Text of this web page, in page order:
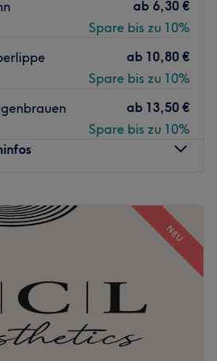
die deine natürliche Schönheit
deinen Termin und genieße
und Wimpern!
gefällt
stilvoll, zum wohlfühlen
individuelle Behandlungen
Hochwertige Pigmente und
zur Salonansicht
ab 6,30 €
Spare bis zu 10%
ab 10,80 €
Spare bis zu 10%
ab 13,50 €
Spare bis zu 10%
Geschlossen
Geschlossen
Geschlossen
12:00–12:15
im Herzen von Essen-
NEU